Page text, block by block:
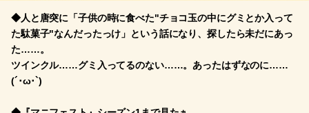
◆人と唐突に「子供の時に食べた"チョコ玉の中にグミとか入って
た駄菓子"なんだったっけ」という話になり、探したら未だにあっ
た……。
ツインクル……グミ入ってるのない……。あったはずなのに……
(´･ω･`)